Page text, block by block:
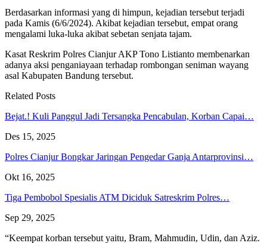
Berdasarkan informasi yang di himpun, kejadian tersebut terjadi
pada Kamis (6/6/2024). Akibat kejadian tersebut, empat orang
mengalami luka-luka akibat sebetan senjata tajam.
Kasat Reskrim Polres Cianjur AKP Tono Listianto membenarkan
adanya aksi penganiayaan terhadap rombongan seniman wayang
asal Kabupaten Bandung tersebut.
Related Posts
Bejat.! Kuli Panggul Jadi Tersangka Pencabulan, Korban Capai…
Des 15, 2025
Polres Cianjur Bongkar Jaringan Pengedar Ganja Antarprovinsi…
Okt 16, 2025
Tiga Pembobol Spesialis ATM Diciduk Satreskrim Polres…
Sep 29, 2025
“Keempat korban tersebut yaitu, Bram, Mahmudin, Udin, dan Aziz.